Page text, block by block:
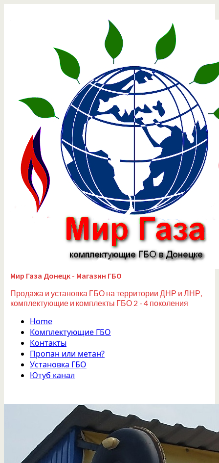
Мир Газа Донецк - Магазин ГБО
Продажа и установка ГБО на территории ДНР и ЛНР,
комплектующие и комплекты ГБО 2 - 4 поколения
Home
Комплектующие ГБО
Контакты
Пропан или метан?
Установка ГБО
Ютуб канал